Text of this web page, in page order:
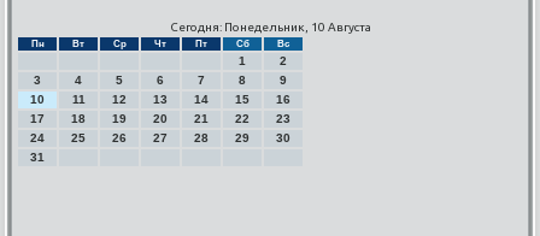
Сегодня: Понедельник, 10 Августа
Пн Вт Ср Чт Пт Сб Вс
1
2
3
4 5 6 7 8
9
10
11 12 13 14 15
16
17
18 19 20 21 22
23
24
25 26 27 28 29
30
31